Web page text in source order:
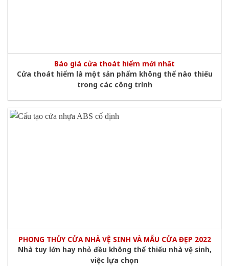
Báo giá cửa thoát hiểm mới nhất
Cửa thoát hiểm là một sản phẩm không thể nào thiếu
trong các công trình
PHONG THỦY CỬA NHÀ VỆ SINH VÀ MẪU CỬA ĐẸP 2022
Nhà tuy lớn hay nhỏ đều không thể thiếu nhà vệ sinh,
việc lựa chọn